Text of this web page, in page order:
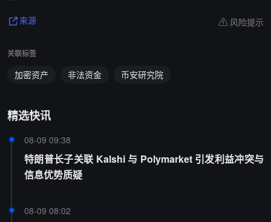
来源 风险提示
关联标签
加密资产 非法资金 币安研究院
精选快讯
08-09 09:38
特朗普长子关联 Kalshi 与 Polymarket 引发利益冲突与
信息优势质疑
08-09 08:02